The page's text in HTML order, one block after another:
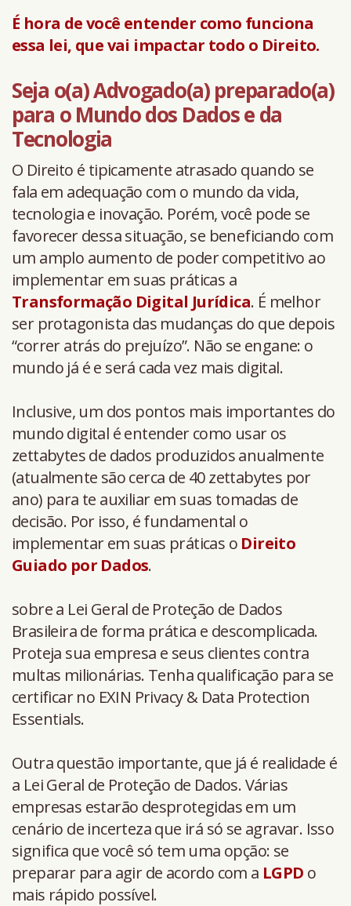
É hora de você entender como funciona
essa lei, que vai impactar todo o Direito.
Seja o(a) Advogado(a) preparado(a)
para o Mundo dos Dados e da
Tecnologia
O Direito é tipicamente atrasado quando se
fala em adequação com o mundo da vida,
tecnologia e inovação. Porém, você pode se
favorecer dessa situação, se beneficiando com
um amplo aumento de poder competitivo ao
implementar em suas práticas a
Transformação Digital Jurídica. É melhor
ser protagonista das mudanças do que depois
“correr atrás do prejuízo”. Não se engane: o
mundo já é e será cada vez mais digital.
Inclusive, um dos pontos mais importantes do
mundo digital é entender como usar os
zettabytes de dados produzidos anualmente
(atualmente são cerca de 40 zettabytes por
ano) para te auxiliar em suas tomadas de
decisão. Por isso, é fundamental o
implementar em suas práticas o Direito
Guiado por Dados.
sobre a Lei Geral de Proteção de Dados
Brasileira de forma prática e descomplicada.
Proteja sua empresa e seus clientes contra
multas milionárias. Tenha qualificação para se
certificar no EXIN Privacy & Data Protection
Essentials.
Outra questão importante, que já é realidade é
a Lei Geral de Proteção de Dados. Várias
empresas estarão desprotegidas em um
cenário de incerteza que irá só se agravar. Isso
significa que você só tem uma opção: se
preparar para agir de acordo com a LGPD o
mais rápido possível.